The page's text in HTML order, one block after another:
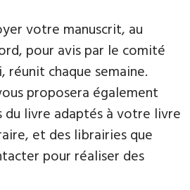
votre manuscrit, au
pour avis par le comité
réunit chaque semaine.
proposera également
du livre adaptés à votre livre
et des librairies que
pour réaliser des